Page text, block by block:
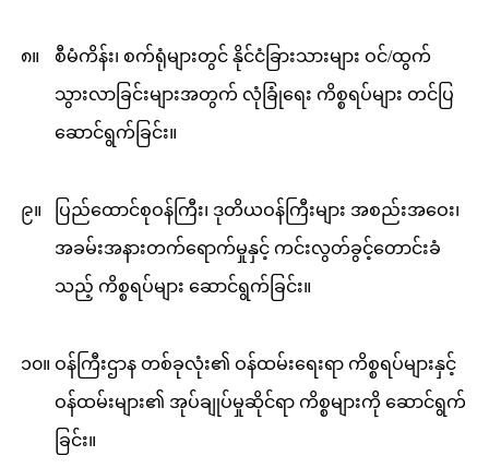
၈။ စီမံကိန်း၊ စက်ရုံများတွင် နိုင်ငံခြားသားများ ဝင်/ထွက်
သွားလာခြင်းများအတွက် လုံခြုံရေး ကိစ္စရပ်များ တင်ပြ
ဆောင်ရွက်ခြင်း။
၉။ ပြည်ထောင်စုဝန်ကြီး၊ ဒုတိယဝန်ကြီးများ အစည်းအဝေး၊
အခမ်းအနားတက်ရောက်မှုနှင့် ကင်းလွတ်ခွင့်တောင်းခံ
သည့် ကိစ္စရပ်များ ဆောင်ရွက်ခြင်း။
၁၀။ ဝန်ကြီးဌာန တစ်ခုလုံး၏ ဝန်ထမ်းရေးရာ ကိစ္စရပ်များနှင့်
ဝန်ထမ်းများ၏ အုပ်ချုပ်မှုဆိုင်ရာ ကိစ္စများကို ဆောင်ရွက်
ခြင်း။